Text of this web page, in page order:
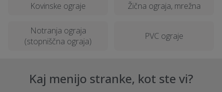
Kovinske ograje Žična ograja, mrežna
Notranja ograja
(stopniščna ograja)
PVC ograje
Kaj menijo stranke, kot ste vi?